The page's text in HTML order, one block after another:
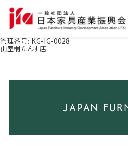
管理番号: KG-IG-0028
山室桐たんす店